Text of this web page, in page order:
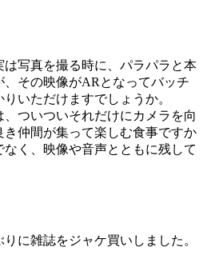
写真を撮る時に、パラパラと本
その映像がARとなってバッチ
いただけますでしょうか。
ついついそれだけにカメラを向
仲間が集って楽しむ食事ですか
く、映像や音声とともに残して
に雑誌をジャケ買いしました。